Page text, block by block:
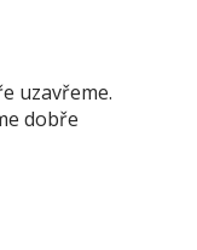
uzavřeme.
dobře